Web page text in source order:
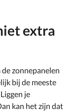
extra
zonnepanelen
bij de meeste
je
kan het zijn dat